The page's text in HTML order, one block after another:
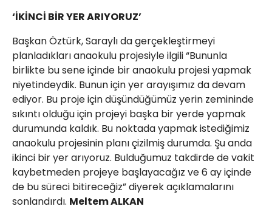
‘İKİNCİ BİR YER ARIYORUZ’
Başkan Öztürk, Saraylı da gerçekleştirmeyi
planladıkları anaokulu projesiyle ilgili “Bununla
birlikte bu sene içinde bir anaokulu projesi yapmak
niyetindeydik. Bunun için yer arayışımız da devam
ediyor. Bu proje için düşündüğümüz yerin zemininde
sıkıntı olduğu için projeyi başka bir yerde yapmak
durumunda kaldık. Bu noktada yapmak istediğimiz
anaokulu projesinin planı çizilmiş durumda. Şu anda
ikinci bir yer arıyoruz. Bulduğumuz takdirde de vakit
kaybetmeden projeye başlayacağız ve 6 ay içinde
de bu süreci bitireceğiz” diyerek açıklamalarını
sonlandırdı. Meltem ALKAN